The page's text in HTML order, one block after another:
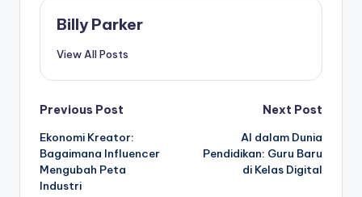
Billy Parker
View All Posts
Post
navigation
Previous Post
Ekonomi Kreator:
Bagaimana Influencer
Mengubah Peta
Industri
Next Post
AI dalam Dunia
Pendidikan: Guru Baru
di Kelas Digital